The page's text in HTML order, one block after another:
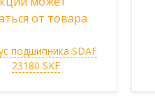
подшипника SDAF
23180 SKF